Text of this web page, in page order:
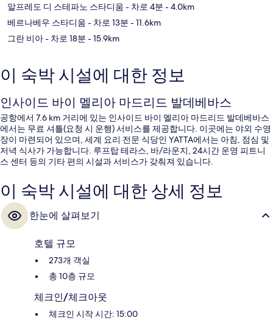
알프레도 디 스테파노 스타디움 - 차로 4분 - 4.0km
베르나베우 스타디움 - 차로 13분 - 11.6km
그란 비아- 차로 18분 - 15.9km
이 숙박 시설에 대한 정보
인사이드 바이 멜리아 마드리드 발데베바스
공항에서 7.6 km 거리에 있는 인사이드 바이 멜리아 마드리드 발데베바스
에서는 무료 셔틀(요청 시 운행) 서비스를 제공합니다. 이곳에는 야외 수영
장이 마련되어 있으며, 세계 요리 전문 식당인 YATTA에서는 아침, 점심 및
저녁 식사가 가능합니다. 루프탑 테라스, 바/라운지, 24시간 운영 피트니
스 센터 등의 기타 편의 시설과 서비스가 갖춰져 있습니다.
이 숙박 시설에 대한 상세 정보
한눈에 살펴보기
호텔 규모
273개 객실
총 10층 규모
체크인/체크아웃
체크인 시작 시간: 15:00